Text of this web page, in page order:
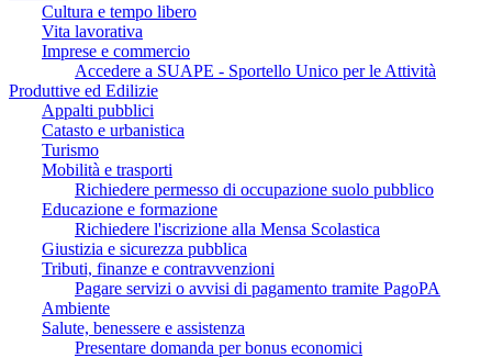
Cultura e tempo libero
Vita lavorativa
Imprese e commercio
Accedere a SUAPE - Sportello Unico per le Attività
Produttive ed Edilizie
Appalti pubblici
Catasto e urbanistica
Turismo
Mobilità e trasporti
Richiedere permesso di occupazione suolo pubblico
Educazione e formazione
Richiedere l'iscrizione alla Mensa Scolastica
Giustizia e sicurezza pubblica
Tributi, finanze e contravvenzioni
Pagare servizi o avvisi di pagamento tramite PagoPA
Ambiente
Salute, benessere e assistenza
Presentare domanda per bonus economici